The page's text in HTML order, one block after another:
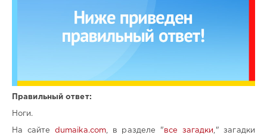
Правильный ответ:
Ноги.
На сайте dumaika.com, в разделе "все загадки," загадки